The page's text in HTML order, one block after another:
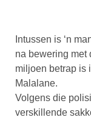
Intussen is ‘n
na bewering met
miljoen betrap is
Malalane.
Volgens die
verskillende